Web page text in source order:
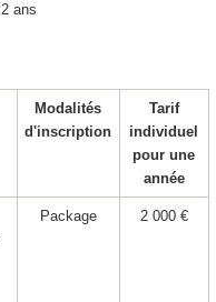
ans
Modalités
d'inscription
Tarif
individuel
pour une
année
Package 2 000 €